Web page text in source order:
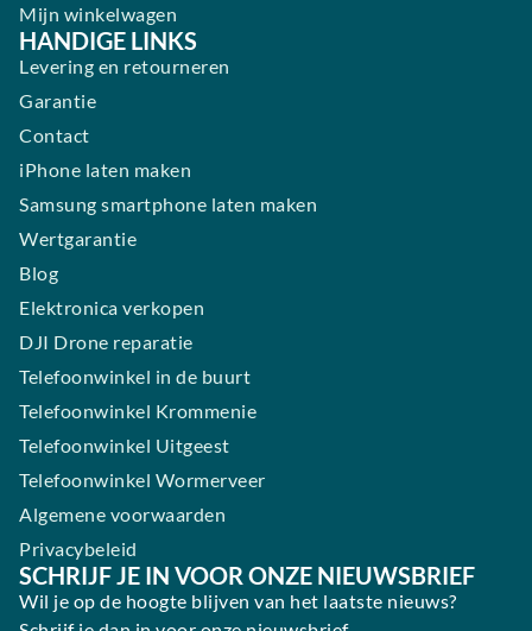
Mijn winkelwagen
HANDIGE LINKS
Levering en retourneren
Garantie
Contact
iPhone laten maken
Samsung smartphone laten maken
Wertgarantie
Blog
Elektronica verkopen
DJI Drone reparatie
Telefoonwinkel in de buurt
Telefoonwinkel Krommenie
Telefoonwinkel Uitgeest
Telefoonwinkel Wormerveer
Algemene voorwaarden
Privacybeleid
SCHRIJF JE IN VOOR ONZE NIEUWSBRIEF
Wil je op de hoogte blijven van het laatste nieuws?